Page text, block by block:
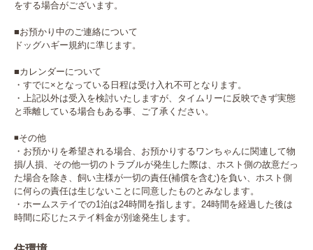
をする場合がございます。
■お預かり中のご連絡について
ドッグハギー規約に準じます。
■カレンダーについて
️・すでに×となっている日程は受け入れ不可となります。
・上記以外は受入を検討いたしますが、タイムリーに反映できず実態
と乖離している場合もある事、ご了承ください。
◾️その他
・お預かりを希望される場合、お預かりするワンちゃんに関連して物
損/人損、その他一切のトラブルが発生した際は、ホスト側の故意だっ
た場合を除き、飼い主様が一切の責任(補償を含む)を負い、ホスト側
に何らの責任は生じないことに同意したものとみなします。
・ホームステイでの1泊は24時間を指します。24時間を経過した後は
時間に応じたステイ料金が別途発生します。